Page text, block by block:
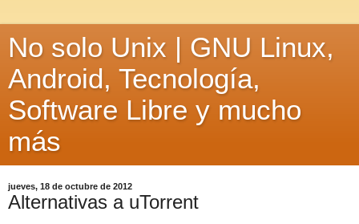
No solo Unix | GNU Linux,
Android, Tecnología,
Software Libre y mucho
más
jueves, 18 de octubre de 2012
Alternativas a uTorrent